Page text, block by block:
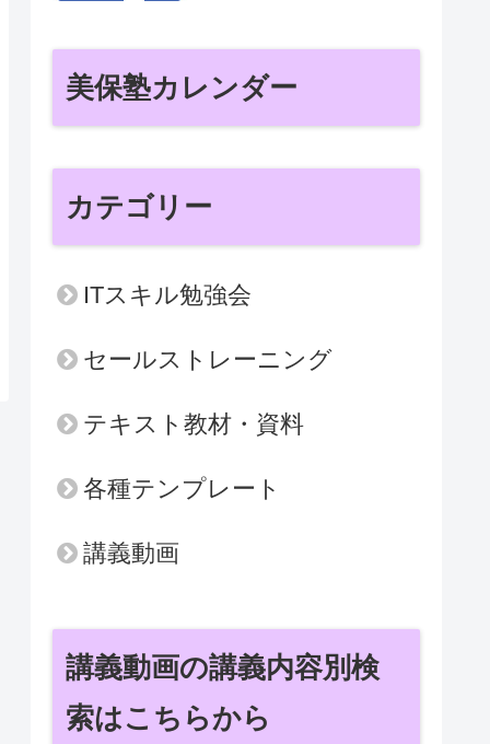
美保塾カレンダー
カテゴリー
ITスキル勉強会
セールストレーニング
テキスト教材・資料
各種テンプレート
講義動画
講義動画の講義内容別検
索はこちらから